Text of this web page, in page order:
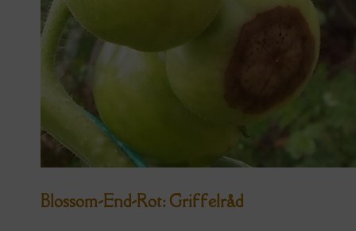
Blossom-End-Rot: Griffelråd